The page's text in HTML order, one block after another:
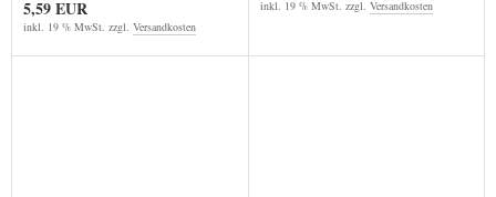
5,59 EUR
inkl. 19 % MwSt. zzgl. Versandkosten
inkl. 19 % MwSt. zzgl. Versandkosten